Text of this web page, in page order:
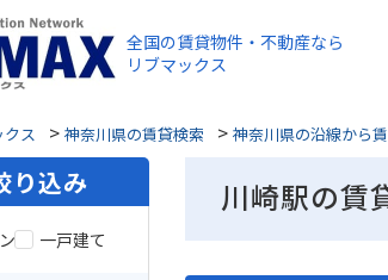
全国の賃貸物件・不動産なら
リブマックス
ス > 神奈川県の賃貸検索 > 神奈川県の沿線から
川崎駅の賃
り込み
一戸建て